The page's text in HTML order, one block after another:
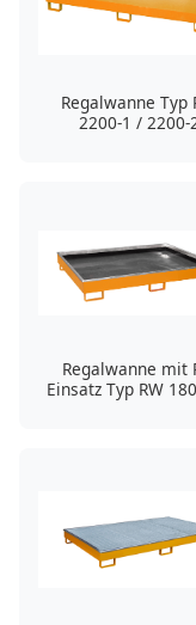
Regalwanne Typ
2200-1 / 2200-
Regalwanne mit
Einsatz Typ RW